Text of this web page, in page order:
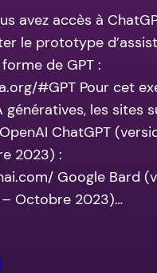
avez accès à
le prototype
de GPT :
#GPT Pour cet
génératives, les sites
ChatGPT
2023) :
Google Bard
– Octobre 2023)…